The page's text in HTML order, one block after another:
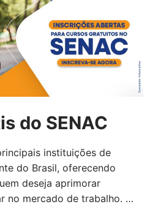
do SENAC
instituições de
do Brasil, oferecendo
deseja aprimorar
no mercado de trabalho. …